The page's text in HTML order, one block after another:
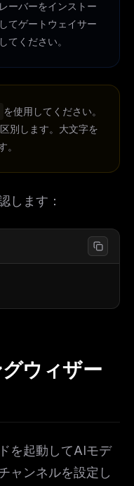
ーバーをインストー
てゲートウェイサー
てください。
を使用してください。
別します。大文字を
。
します：
ウィザー
を起動してAIモデ
ャンネルを設定し